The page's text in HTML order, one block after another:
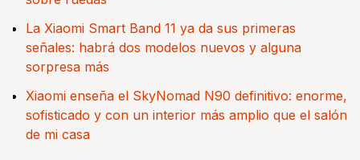
La Xiaomi Smart Band 11 ya da sus primeras
señales: habrá dos modelos nuevos y alguna
sorpresa más
Xiaomi enseña el SkyNomad N90 definitivo: enorme,
sofisticado y con un interior más amplio que el salón
de mi casa